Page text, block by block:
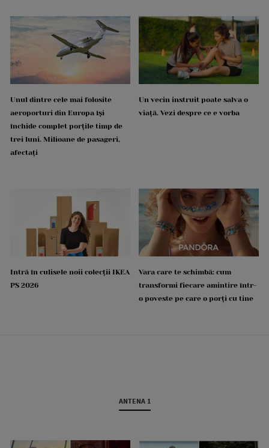
Unul dintre cele mai folosite
aeroporturi din Europa își
închide complet porțile timp de
trei luni. Milioane de pasageri,
afectați
Un vecin instruit poate salva o
viață. Vezi despre ce e vorba
Intră în culisele noii colecții IKEA
PS 2026
Vara care te schimbă: cum
transformi fiecare amintire într-
o poveste pe care o porți cu tine
ANTENA 1